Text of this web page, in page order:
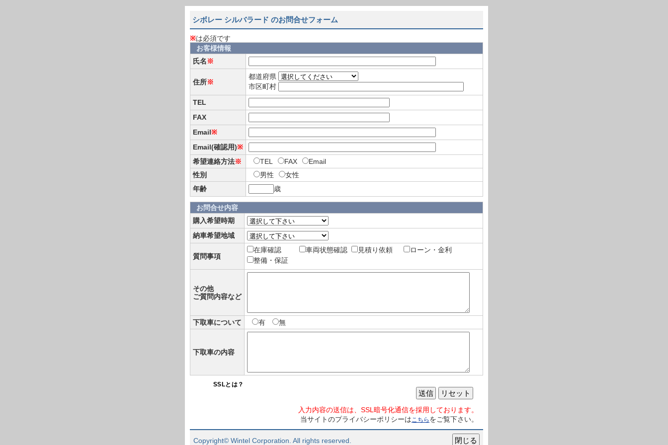
シボレー シルバラード のお問合せフォーム
※は必須です
お客様情報
氏名※
住所※
都道府県
市区町村
TEL
FAX
Email※
Email(確認用)※
希望連絡方法※ TEL FAX
Email
性別
男性
女性
年齢
歳
お問合せ内容
購入希望時期
納車希望地域
質問事項
在庫確認 車両状態確認 見積り依頼
ローン・金利
整備・保証
その他
ご質問内容など
下取車について 有 無
下取車の内容
SSLとは？
リセット
送信
入力内容の送信は、SSL暗号化通信を採用しております。
当サイトのプライバシーポリシーはこちら をご覧下さい。
Copyright© Wintel Corporation. All rights reserved.